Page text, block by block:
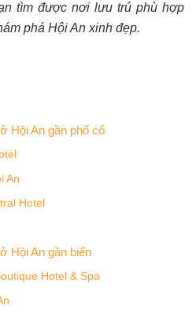
tìm được nơi lưu trú phù hợp
phá Hội An xinh đẹp.
Hội An gần phố cổ
An
Hotel
Hội An gần biển
Hotel & Spa